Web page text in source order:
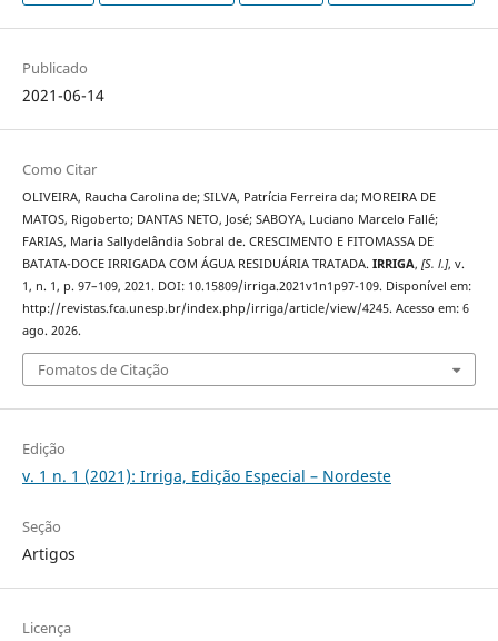
Publicado
2021-06-14
Como Citar
OLIVEIRA, Raucha Carolina de; SILVA, Patrícia Ferreira da; MOREIRA DE
MATOS, Rigoberto; DANTAS NETO, José; SABOYA, Luciano Marcelo Fallé;
FARIAS, Maria Sallydelândia Sobral de. CRESCIMENTO E FITOMASSA DE
BATATA-DOCE IRRIGADA COM ÁGUA RESIDUÁRIA TRATADA. IRRIGA, [S. l.], v.
1, n. 1, p. 97–109, 2021. DOI: 10.15809/irriga.2021v1n1p97-109. Disponível em:
http://revistas.fca.unesp.br/index.php/irriga/article/view/4245. Acesso em: 6
ago. 2026.
Fomatos de Citação
Edição
v. 1 n. 1 (2021): Irriga, Edição Especial – Nordeste
Seção
Artigos
Licença